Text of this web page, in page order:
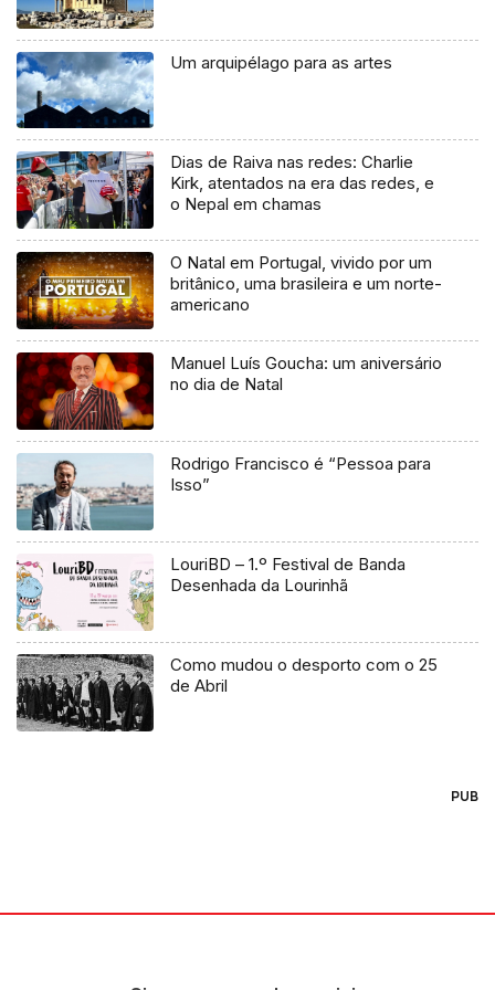
Um arquipélago para as artes
Dias de Raiva nas redes: Charlie
Kirk, atentados na era das redes, e
o Nepal em chamas
O Natal em Portugal, vivido por um
britânico, uma brasileira e um norte-
americano
Manuel Luís Goucha: um aniversário
no dia de Natal
Rodrigo Francisco é “Pessoa para
Isso”
LouriBD – 1.º Festival de Banda
Desenhada da Lourinhã
Como mudou o desporto com o 25
de Abril
PUB